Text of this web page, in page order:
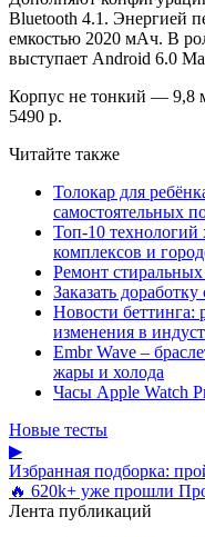
Bluetooth 4.1. Энергией
емкостью 2020 мАч. В
выступает Android 6.0
Корпус не тонкий — 9,8
5490 р.
Читайте также
Толокар для
самостоятельных
Топ-10
комплексов и
Ремонт
Заказать
Новости беттинга:
изменения в
Embr Wave –
жары и холода
Часы Apple Watch
Новые тесты
▶
Избранная подборка:
🔥 620k+ уже прошли
Лента публикаций